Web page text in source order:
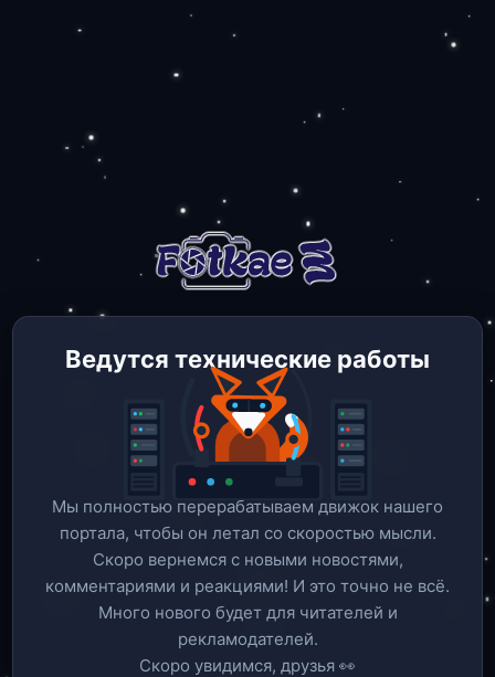
Ведутся технические работы
Мы полностью перерабатываем движок нашего
портала, чтобы он летал со скоростью мысли.
Скоро вернемся c новыми новостями,
комментариями и реакциями! И это точно не всё.
Много нового будет для читателей и
рекламодателей.
Скоро увидимся, друзья 👀